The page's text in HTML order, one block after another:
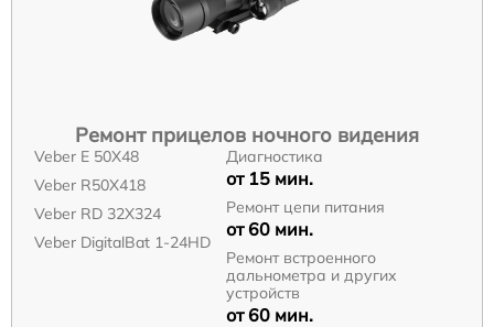
Ремонт прицелов ночного видения
Veber E 50X48
Veber R50X418
Veber RD 32X324
Veber DigitalBat 1-24HD
Диагностика
от 15 мин.
Ремонт цепи питания
от 60 мин.
Ремонт встроенного
дальнометра и других
устройств
от 60 мин.